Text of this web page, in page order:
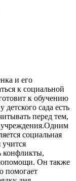
и его
к социальной
к обучению
сада есть
перед тем,
учреждения.Одним
социальная
конфликты,
Он также
помогает